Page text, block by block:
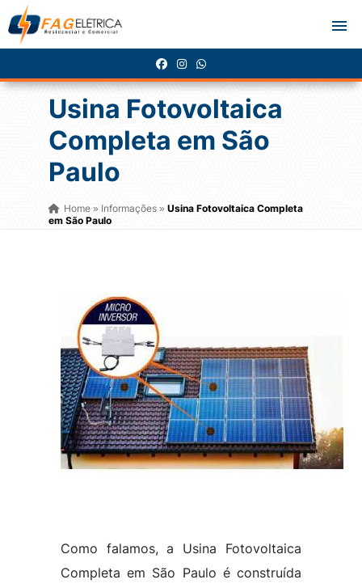
Usina Fotovoltaica
Completa em São
Paulo
Home» Informações » Usina Fotovoltaica Completa
em São Paulo
Como falamos, a Usina Fotovoltaica
Completa em São Paulo é construída